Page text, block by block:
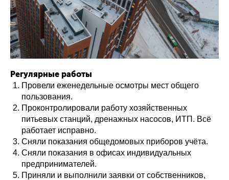
Регулярные работы
Провели еженедельные осмотры мест общего
пользования.
Проконтролировали работу хозяйственных
питьевых станций, дренажных насосов, ИТП. Всё
работает исправно.
Сняли показания общедомовых приборов учёта.
Сняли показания в офисах индивидуальных
предпринимателей.
Приняли и выполнили заявки от собственников,